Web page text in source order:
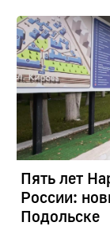
Пять лет
России:
Подольске